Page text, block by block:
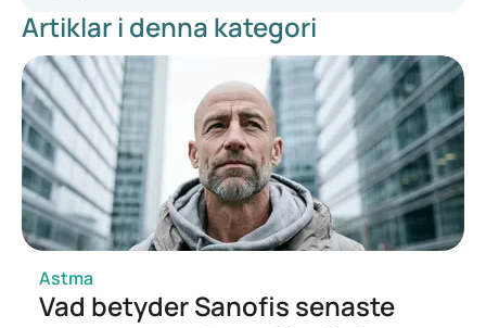
Astma bij volwassenen | NHG-Richtlijnen
Ik heb astma | Thuisarts.nl
Ventolin Diskus 200 microgram/dosis, inhalatiepoeder,
voorverdeeld | Geneesmiddeleninformatiebank | College
ter Beoordeling van Geneesmiddelen
Seretide Diskus 50 microgram/100 microgram/dosis -
inhalatiepoeder, voorverdeeld |
Geneesmiddeleninformatiebank | College ter Beoordeling
van Geneesmiddelen
Artiklar i denna kategori
Astma
Vad betyder Sanofis senaste